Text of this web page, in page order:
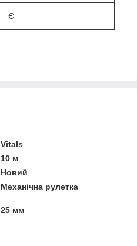
Є
Vitals
10 м
Новий
Механічна рулетка
25 мм